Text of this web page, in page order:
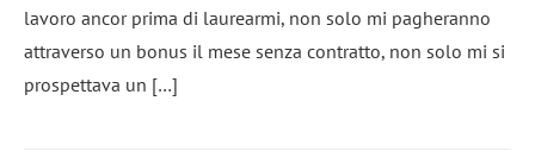
lavoro ancor prima di laurearmi, non solo mi pagheranno
attraverso un bonus il mese senza contratto, non solo mi si
prospettava un […]